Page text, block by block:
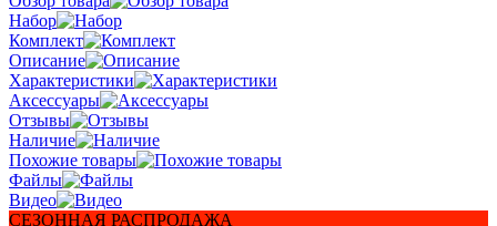
Набор
Комплект
Описание
Характеристики
Аксессуары
Отзывы
Наличие
Похожие товары
Файлы
Видео
СЕЗОННАЯ РАСПРОДАЖА